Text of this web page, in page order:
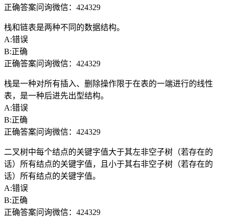
正确答案问询微信：424329
栈和链表是两种不同的数据结构。
A:错误
B:正确
正确答案问询微信：424329
栈是一种对所有插入、删除操作限于在表的一端进行的线性
表，是一种后进先出型结构。
A:错误
B:正确
正确答案问询微信：424329
二叉树中每个结点的关键字值大于其左非空子树（若存在的
话）所有结点的关键字值，且小于其右非空子树（若存在的
话）所有结点的关键字值。
A:错误
B:正确
正确答案问询微信：424329